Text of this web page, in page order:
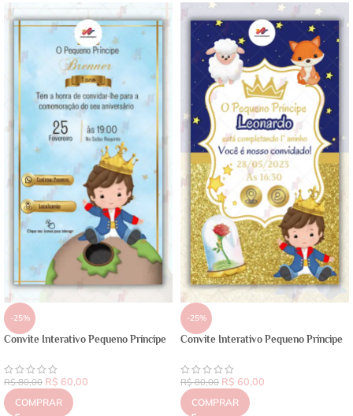
-25%
Convite Interativo Pequeno Príncipe
R$80,00 R$ 60,00
COMPRAR
-25%
Convite Interativo Pequeno Príncipe
R$80,00 R$ 60,00
COMPRAR